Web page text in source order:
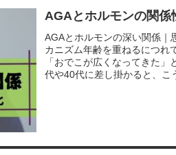
AGAとホルモンの関係
AGAとホルモンの深い関係｜
カニズム年齢を重ねるにつれ
「おでこが広くなってきた
代や40代に差し掛かると、こ